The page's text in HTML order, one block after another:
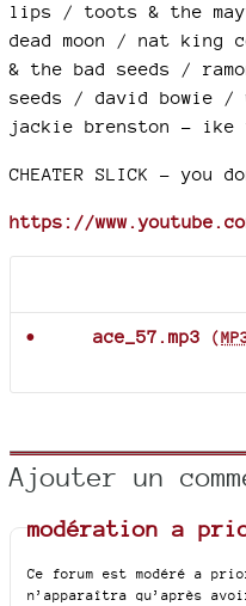
lips / toots & the
dead moon / nat
& the bad seeds /
seeds / david
jackie brenston – ike
CHEATER SLICK – you
https://
ace_57.mp3 (
Ajouter un
modération a
Ce forum est modéré a
n’apparaîtra qu’après